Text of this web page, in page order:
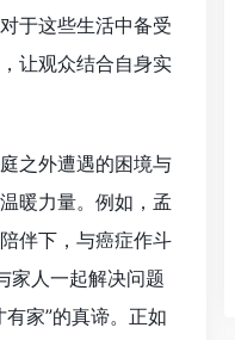
于这些生活中备受
让观众结合自身实
之外遭遇的困境与
暖力量。例如，孟
伴下，与癌症作斗
家人一起解决问题
家”的真谛。正如